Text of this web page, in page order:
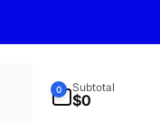
0
artículos
Subtotal
$0